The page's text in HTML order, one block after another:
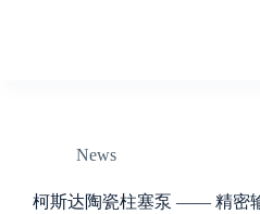
News
柯斯达陶瓷柱塞泵 —— 精密